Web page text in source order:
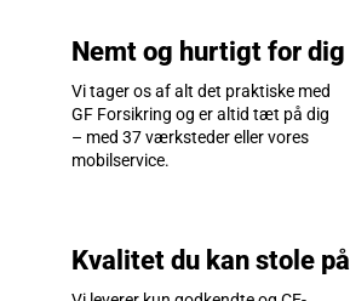
Nemt og hurtigt for dig
Vi tager os af alt det praktiske med
GF Forsikring og er altid tæt på dig
– med 37 værksteder eller vores
mobilservice.
Kvalitet du kan stole på